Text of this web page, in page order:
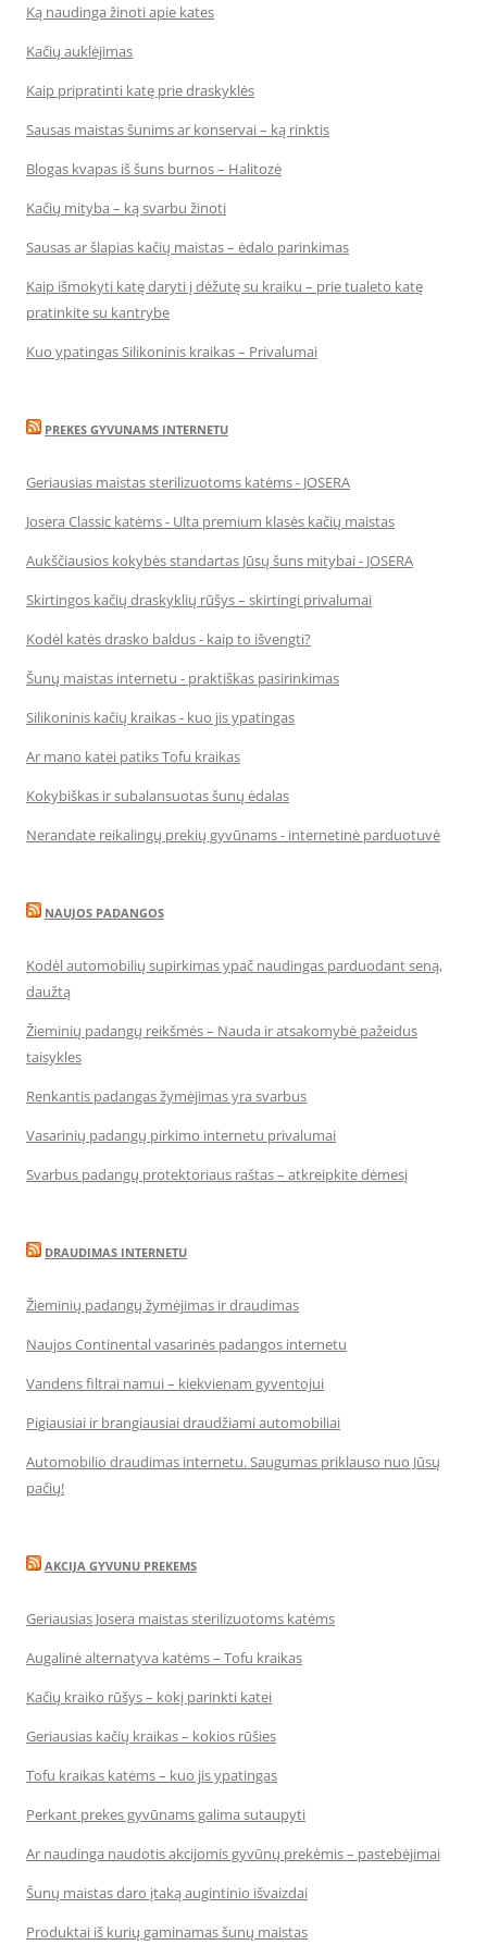
Ką naudinga žinoti apie kates
Kačių auklėjimas
Kaip pripratinti katę prie draskyklės
Sausas maistas šunims ar konservai – ką rinktis
Blogas kvapas iš šuns burnos – Halitozė
Kačių mityba – ką svarbu žinoti
Sausas ar šlapias kačių maistas – ėdalo parinkimas
Kaip išmokyti katę daryti į dėžutę su kraiku – prie tualeto katę
pratinkite su kantrybe
Kuo ypatingas Silikoninis kraikas – Privalumai
PREKES GYVUNAMS INTERNETU
Geriausias maistas sterilizuotoms katėms - JOSERA
Josera Classic katėms - Ulta premium klasės kačių maistas
Aukščiausios kokybės standartas Jūsų šuns mitybai - JOSERA
Skirtingos kačių draskyklių rūšys – skirtingi privalumai
Kodėl katės drasko baldus - kaip to išvengti?
Šunų maistas internetu - praktiškas pasirinkimas
Silikoninis kačių kraikas - kuo jis ypatingas
Ar mano katei patiks Tofu kraikas
Kokybiškas ir subalansuotas šunų ėdalas
Nerandate reikalingų prekių gyvūnams - internetinė parduotuvė
NAUJOS PADANGOS
Kodėl automobilių supirkimas ypač naudingas parduodant seną,
daužtą
Žieminių padangų reikšmės – Nauda ir atsakomybė pažeidus
taisykles
Renkantis padangas žymėjimas yra svarbus
Vasarinių padangų pirkimo internetu privalumai
Svarbus padangų protektoriaus raštas – atkreipkite dėmesį
DRAUDIMAS INTERNETU
Žieminių padangų žymėjimas ir draudimas
Naujos Continental vasarinės padangos internetu
Vandens filtrai namui – kiekvienam gyventojui
Pigiausiai ir brangiausiai draudžiami automobiliai
Automobilio draudimas internetu. Saugumas priklauso nuo Jūsų
pačių!
AKCIJA GYVUNU PREKEMS
Geriausias Josera maistas sterilizuotoms katėms
Augalinė alternatyva katėms – Tofu kraikas
Kačių kraiko rūšys – kokį parinkti katei
Geriausias kačių kraikas – kokios rūšies
Tofu kraikas katėms – kuo jis ypatingas
Perkant prekes gyvūnams galima sutaupyti
Ar naudinga naudotis akcijomis gyvūnų prekėmis – pastebėjimai
Šunų maistas daro įtaką augintinio išvaizdai
Produktai iš kurių gaminamas šunų maistas